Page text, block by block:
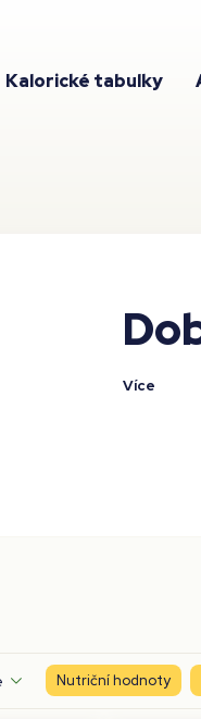
Kalorické tabulky
Více
Nutriční hodnoty